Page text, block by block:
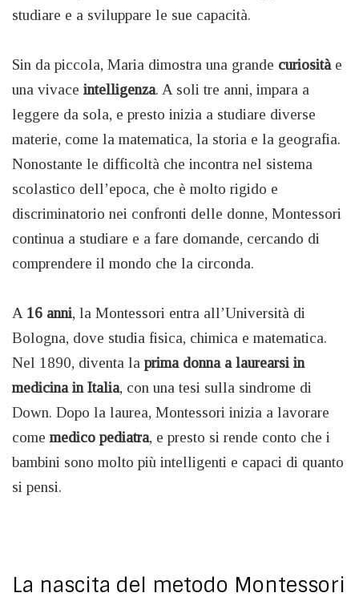
studiare e a sviluppare le sue capacità.
Sin da piccola, Maria dimostra una grande curiosità e
una vivace intelligenza. A soli tre anni, impara a
leggere da sola, e presto inizia a studiare diverse
materie, come la matematica, la storia e la geografia.
Nonostante le difficoltà che incontra nel sistema
scolastico dell’epoca, che è molto rigido e
discriminatorio nei confronti delle donne, Montessori
continua a studiare e a fare domande, cercando di
comprendere il mondo che la circonda.
A 16 anni, la Montessori entra all’Università di
Bologna, dove studia fisica, chimica e matematica.
Nel 1890, diventa la prima donna a laurearsi in
medicina in Italia, con una tesi sulla sindrome di
Down. Dopo la laurea, Montessori inizia a lavorare
come medico pediatra, e presto si rende conto che i
bambini sono molto più intelligenti e capaci di quanto
si pensi.
La nascita del metodo Montessori